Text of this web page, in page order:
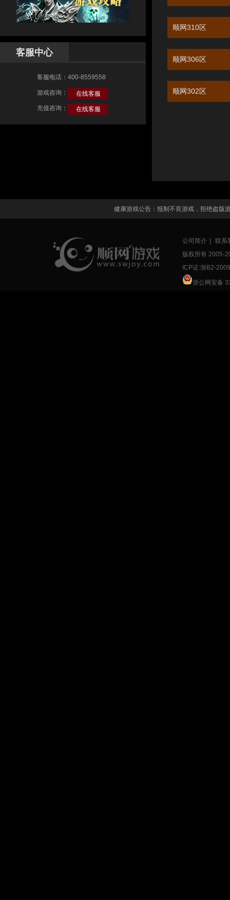
客服中心
客服电话：400-8559558
游戏咨询：
在线客服
充值咨询：
在线客服
顺网310区
顺网306区
顺网302区
健康游戏公告：抵制不良游戏，拒绝盗版
公司简介
联系
版权所有 2005-
ICP证:浙B2-
浙公网安备